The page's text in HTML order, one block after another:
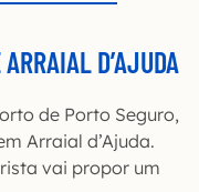
D’AJUDA
de Porto Seguro,
Arraial d’Ajuda.
vai propor um